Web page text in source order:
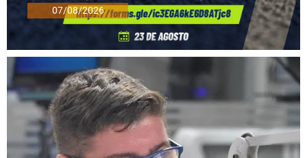
07/08/2026